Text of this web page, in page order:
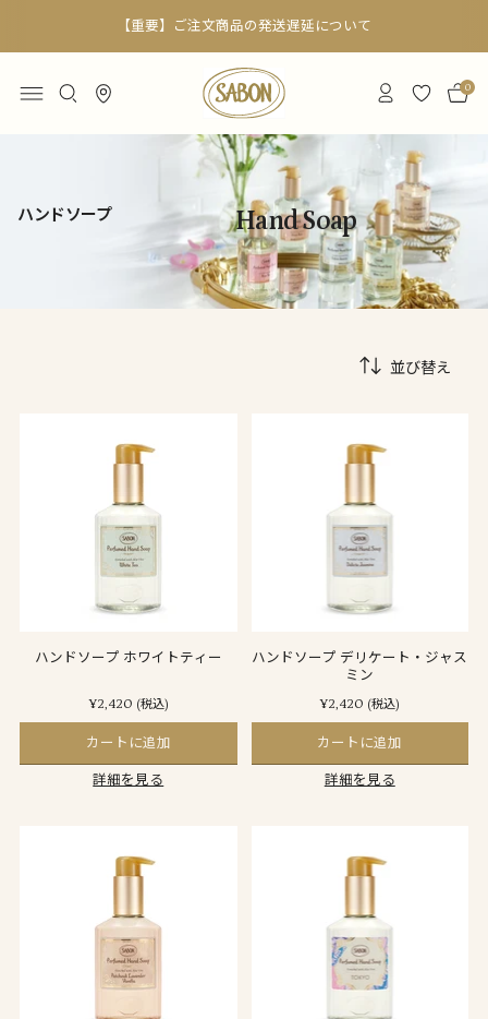
【重要】ご注文商品の発送遅延について
0
ハンドソープ Hand Soap
並び替え
ハンドソープ ホワイトティー
¥2,420 (税込)
カートに追加
詳細を見る
ハンドソープ デリケート・ジャス
ミン
¥2,420 (税込)
カートに追加
詳細を見る